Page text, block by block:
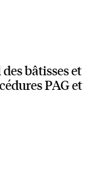
bâtisses et
PAG et